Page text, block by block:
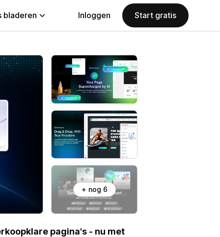
bladeren Inloggen Start gratis
+ nog 6
pagina's - nu met